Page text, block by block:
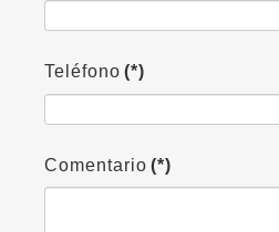
Teléfono (*)
Comentario (*)